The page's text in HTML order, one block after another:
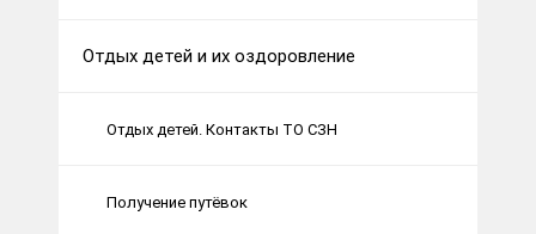
Отдых детей и их оздоровление
Отдых детей. Контакты ТО СЗН
Получение путёвок